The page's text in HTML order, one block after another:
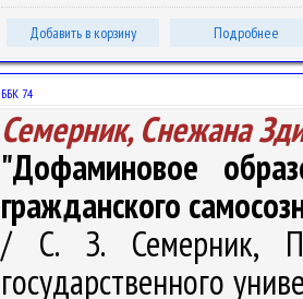
Добавить в корзину Подробнее
ББК 74
Семерник, Снежана
"Дофаминовое
гражданского
/ С. З. Семерник,
государственного